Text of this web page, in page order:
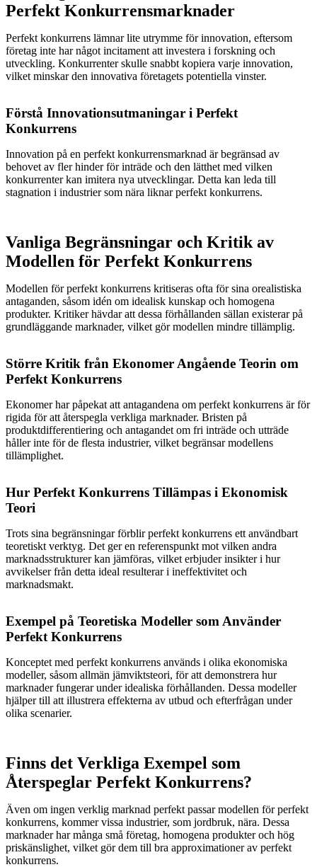
Perfekt Konkurrensmarknader
Perfekt konkurrens lämnar lite utrymme för innovation, eftersom
företag inte har något incitament att investera i forskning och
utveckling. Konkurrenter skulle snabbt kopiera varje innovation,
vilket minskar den innovativa företagets potentiella vinster.
Förstå Innovationsutmaningar i Perfekt
Konkurrens
Innovation på en perfekt konkurrensmarknad är begränsad av
behovet av fler hinder för inträde och den lätthet med vilken
konkurrenter kan imitera nya utvecklingar. Detta kan leda till
stagnation i industrier som nära liknar perfekt konkurrens.
Vanliga Begränsningar och Kritik av
Modellen för Perfekt Konkurrens
Modellen för perfekt konkurrens kritiseras ofta för sina orealistiska
antaganden, såsom idén om idealisk kunskap och homogena
produkter. Kritiker hävdar att dessa förhållanden sällan existerar på
grundläggande marknader, vilket gör modellen mindre tillämplig.
Större Kritik från Ekonomer Angående Teorin om
Perfekt Konkurrens
Ekonomer har påpekat att antagandena om perfekt konkurrens är för
rigida för att återspegla verkliga marknader. Bristen på
produktdifferentiering och antagandet om fri inträde och utträde
håller inte för de flesta industrier, vilket begränsar modellens
tillämplighet.
Hur Perfekt Konkurrens Tillämpas i Ekonomisk
Teori
Trots sina begränsningar förblir perfekt konkurrens ett användbart
teoretiskt verktyg. Det ger en referenspunkt mot vilken andra
marknadsstrukturer kan jämföras, vilket erbjuder insikter i hur
avvikelser från detta ideal resulterar i ineffektivitet och
marknadsmakt.
Exempel på Teoretiska Modeller som Använder
Perfekt Konkurrens
Konceptet med perfekt konkurrens används i olika ekonomiska
modeller, såsom allmän jämviktsteori, för att demonstrera hur
marknader fungerar under idealiska förhållanden. Dessa modeller
hjälper till att illustrera effekterna av utbud och efterfrågan under
olika scenarier.
Finns det Verkliga Exempel som
Återspeglar Perfekt Konkurrens?
Även om ingen verklig marknad perfekt passar modellen för perfekt
konkurrens, kommer vissa industrier, som jordbruk, nära. Dessa
marknader har många små företag, homogena produkter och hög
priskänslighet, vilket gör dem till bra approximationer av perfekt
konkurrens.